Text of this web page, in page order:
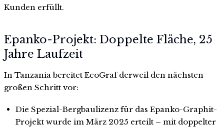
Kunden erfüllt.
Epanko-Projekt: Doppelte Fläche, 25
Jahre Laufzeit
In Tanzania bereitet EcoGraf derweil den nächsten
großen Schritt vor:
Die Spezial-Bergbaulizenz für das Epanko-Graphit-
Projekt wurde im März 2025 erteilt – mit doppelter